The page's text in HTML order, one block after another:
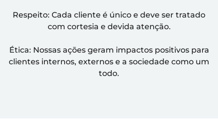
Respeito: Cada cliente é único e deve ser tratado
com cortesia e devida atenção.
Ética: Nossas ações geram impactos positivos para
clientes internos, externos e a sociedade como um
todo.